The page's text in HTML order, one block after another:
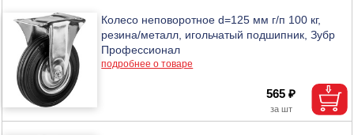
Колесо неповоротное d=125 мм г/п 100 кг,
резина/металл, игольчатый подшипник, Зубр
Профессионал
подробнее о товаре
565 ₽